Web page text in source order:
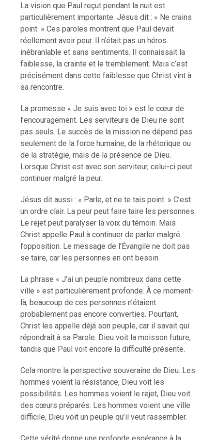
La vision que Paul reçut pendant la nuit est
particulièrement importante. Jésus dit : « Ne crains
point. » Ces paroles montrent que Paul devait
réellement avoir peur. Il n’était pas un héros
inébranlable et sans sentiments. Il connaissait la
faiblesse, la crainte et le tremblement. Mais c’est
précisément dans cette faiblesse que Christ vint à
sa rencontre.
La promesse « Je suis avec toi » est le cœur de
l’encouragement. Les serviteurs de Dieu ne sont
pas seuls. Le succès de la mission ne dépend pas
seulement de la force humaine, de la rhétorique ou
de la stratégie, mais de la présence de Dieu.
Lorsque Christ est avec son serviteur, celui-ci peut
continuer malgré la peur.
Jésus dit aussi : « Parle, et ne te tais point. » C’est
un ordre clair. La peur peut faire taire les personnes.
Le rejet peut paralyser la voix du témoin. Mais
Christ appelle Paul à continuer de parler malgré
l’opposition. Le message de l’Évangile ne doit pas
se taire, car les personnes en ont besoin.
La phrase « J’ai un peuple nombreux dans cette
ville » est particulièrement profonde. À ce moment-
là, beaucoup de ces personnes n’étaient
probablement pas encore converties. Pourtant,
Christ les appelle déjà son peuple, car il savait qui
répondrait à sa Parole. Dieu voit la moisson future,
tandis que Paul voit encore la difficulté présente.
Cela montre la perspective souveraine de Dieu. Les
hommes voient la résistance, Dieu voit les
possibilités. Les hommes voient le rejet, Dieu voit
des cœurs préparés. Les hommes voient une ville
difficile, Dieu voit un peuple qu’il veut rassembler.